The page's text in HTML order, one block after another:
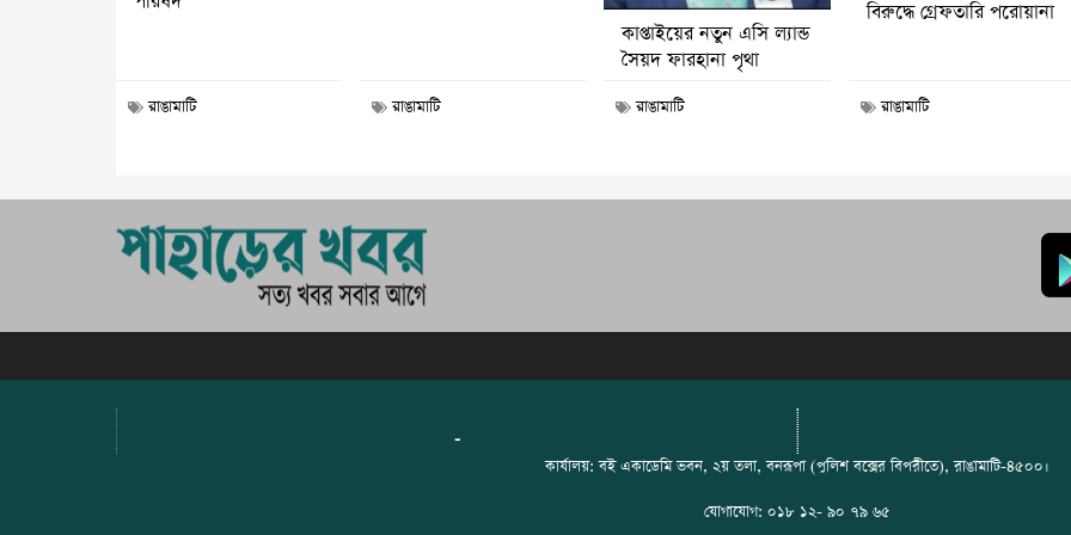
রাঙামাটি রাঙামাটি
কাপ্তাইয়ের নতুন এসি ল্যান্ড
সৈয়দ ফারহানা পৃথা
রাঙামাটি
বিরুদ্ধে গ্রেফতারি পরোয়ানা
রাঙামাটি
-
কার্যালয়: বই একাডেমি ভবন, ২য় তলা, বনরূপা (পুলিশ বক্সের বিপরীতে), রাঙামাটি-৪৫০০।
যোগাযোগ: ০১৮ ১২- ৯০ ৭৯ ৬৫